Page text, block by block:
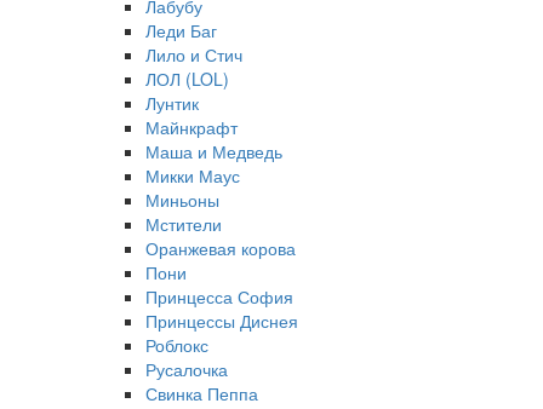
Лабубу
Леди Баг
Лило и Стич
ЛОЛ (LOL)
Лунтик
Майнкрафт
Маша и Медведь
Микки Маус
Миньоны
Мстители
Оранжевая корова
Пони
Принцесса София
Принцессы Диснея
Роблокс
Русалочка
Свинка Пеппа